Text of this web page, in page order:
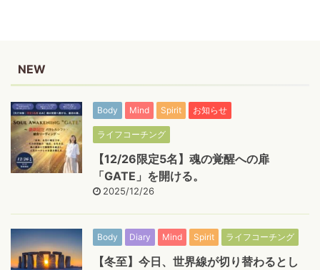
NEW
Body Mind Spirit お知らせ
ライフコーチング
【12/26限定5名】魂の覚醒への扉
「GATE」を開ける。
2025/12/26
Body Diary Mind Spirit ライフコーチング
【冬至】今日、世界線が切り替わるとし